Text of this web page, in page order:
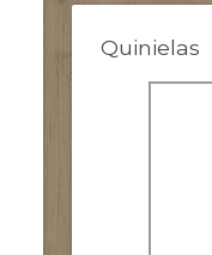
Quinielas